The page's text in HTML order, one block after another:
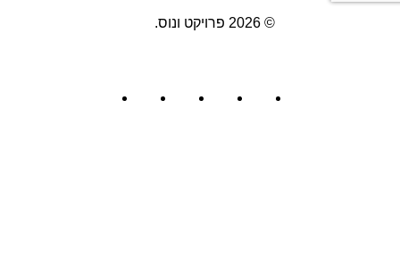
© 2026 פרויקט ונוס.